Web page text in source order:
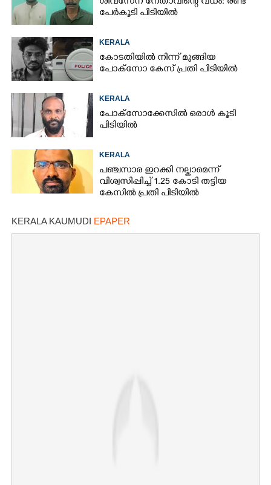
പേർകൂടി പിടിയിൽ
KERALA
കോടതിയിൽ നിന്ന് മുങ്ങിയ
പോക്സോ കേസ് പ്രതി പിടിയിൽ
KERALA
പോക്സോക്കേസിൽ ഒരാൾ കൂടി
പിടിയിൽ
KERALA
പഞ്ചസാര ഇറക്കി നല്കാമെന്ന്
വിശ്വസിപ്പിച്ച് 1.25 കോടി തട്ടിയ
കേസിൽ പ്രതി പിടിയിൽ
KERALA KAUMUDI EPAPER